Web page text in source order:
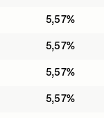
5,57%
5,57%
5,57%
5,57%